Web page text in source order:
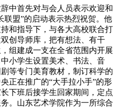
中首先对与会人员表示欢迎和
联盟”的启动表示热烈祝贺。他
和指导下，与各大高校联合打
创导师库，把有想法、有干
组建成一支在全省范围内开展
小学生设置美术、书法、音
等专门美育教材，制订科学的
正在推广的“大手拉小手”的形
下班后接学生回家期间，定点
。山东艺术学院作为一所综合